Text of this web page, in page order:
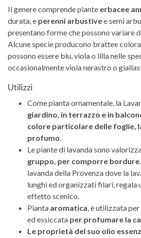
Il genere comprende piante erbacee
durata, e perenni arbustivee semi
presentano forme che possono variare
Alcune specie producono brattee
possono essere blu, viola o lilla nelle
occasionalmente viola nerastro o
Utilizzi
Come pianta ornamentale, la
giardino, in terrazzo e in
colore particolare delle foglie,
profumo.
Le piante di lavanda sono
gruppo, per comporre bordure
lavanda della Provenza dove la
lunghi ed organizzati filari, regala
effetto scenico.
Pianta aromatica, è utilizzata
ed essiccata per profumare la
Le proprietà del suo olio